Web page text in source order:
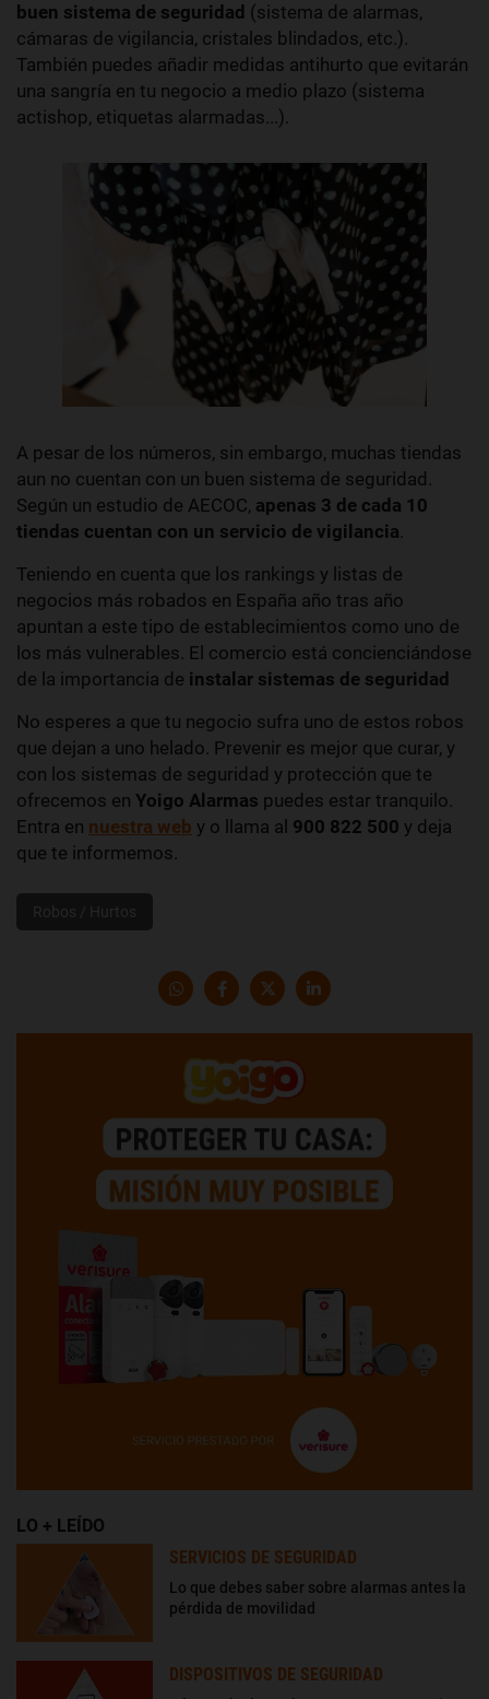
buen sistema de seguridad (sistema de alarmas,
cámaras de vigilancia, cristales blindados, etc.).
También puedes añadir medidas antihurto que evitarán
una sangría en tu negocio a medio plazo (sistema
actishop, etiquetas alarmadas...).
A pesar de los números, sin embargo, muchas tiendas
aun no cuentan con un buen sistema de seguridad.
Según un estudio de AECOC, apenas 3 de cada 10
tiendas cuentan con un servicio de vigilancia.
Teniendo en cuenta que los rankings y listas de
negocios más robados en España año tras año
apuntan a este tipo de establecimientos como uno de
los más vulnerables. El comercio está concienciándose
de la importancia de instalar sistemas de seguridad
No esperes a que tu negocio sufra uno de estos robos
que dejan a uno helado. Prevenir es mejor que curar, y
con los sistemas de seguridad y protección que te
ofrecemos en Yoigo Alarmas puedes estar tranquilo.
Entra en nuestra web y o llama al 900 822 500 y deja
que te informemos.
Robos / Hurtos
LO + LEÍDO
SERVICIOS DE SEGURIDAD
Lo que debes saber sobre alarmas antes la
pérdida de movilidad
DISPOSITIVOS DE SEGURIDAD